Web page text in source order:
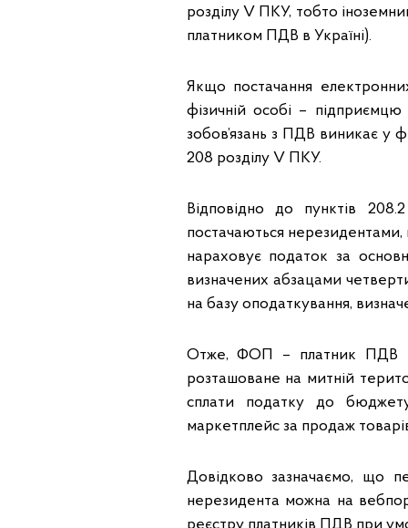
розділу V ПКУ, тобто
платником ПДВ в Україні).
Якщо постачання
фізичній особі –
зобов’язань з ПДВ виникає у
208 розділу V ПКУ.
Відповідно до пунктів
постачаються нерезидентами,
нараховує податок за
визначених абзацами
на базу оподаткування,
Отже, ФОП – платник ПДВ –
розташоване на митній
сплати податку до
маркетплейс за продаж
Довідково зазначаємо, що
нерезидента можна на
реєстру платників ПДВ при